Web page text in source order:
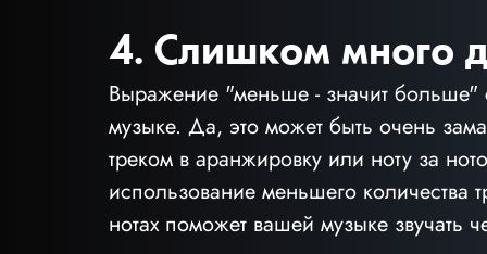
4. Слишком много
Выражение "меньше - значит больше"
музыке. Да, это может быть очень
треком в аранжировку или ноту за
использование меньшего
нотах поможет вашей музыке звучать